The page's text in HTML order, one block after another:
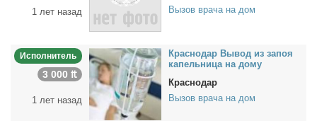
1 лет назад
Вызов врача на дом
Исполнитель
3 000 ₶
1 лет назад
Крас­но­дар Вы­вод из за­поя
ка­пель­ни­ца на до­му
Краснодар
Вызов врача на дом